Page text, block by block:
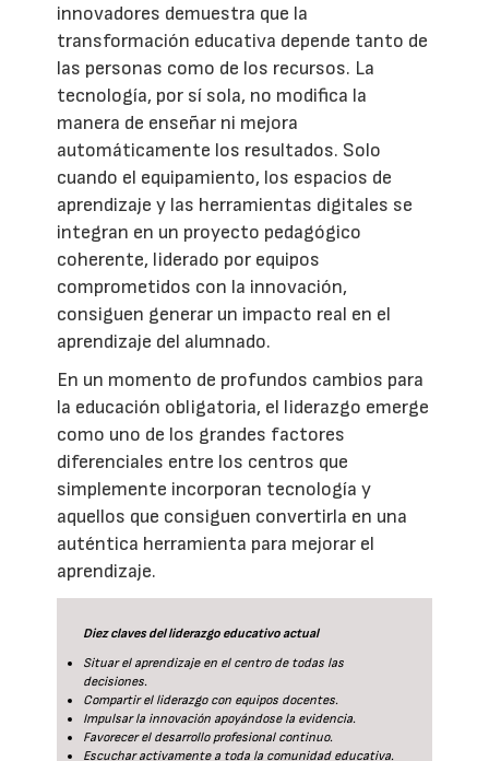
innovadores demuestra que la
transformación educativa depende tanto de
las personas como de los recursos. La
tecnología, por sí sola, no modifica la
manera de enseñar ni mejora
automáticamente los resultados. Solo
cuando el equipamiento, los espacios de
aprendizaje y las herramientas digitales se
integran en un proyecto pedagógico
coherente, liderado por equipos
comprometidos con la innovación,
consiguen generar un impacto real en el
aprendizaje del alumnado.
En un momento de profundos cambios para
la educación obligatoria, el liderazgo emerge
como uno de los grandes factores
diferenciales entre los centros que
simplemente incorporan tecnología y
aquellos que consiguen convertirla en una
auténtica herramienta para mejorar el
aprendizaje.
Diez claves del liderazgo educativo actual
Situar el aprendizaje en el centro de todas las
decisiones.
Compartir el liderazgo con equipos docentes.
Impulsar la innovación apoyándose la evidencia.
Favorecer el desarrollo profesional continuo.
Escuchar activamente a toda la comunidad educativa.